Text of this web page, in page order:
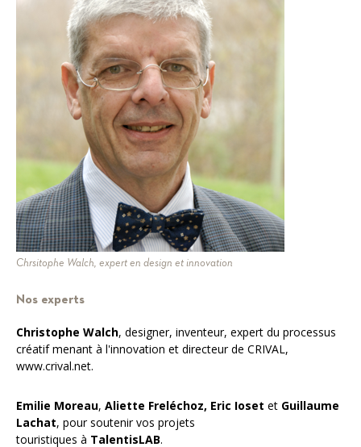
Chrsitophe Walch, expert en design et innovation
Nos experts
Christophe Walch, designer, inventeur, expert du processus
créatif menant à l'innovation et directeur de CRIVAL,
www.crival.net.
Emilie Moreau, Aliette Freléchoz, Eric Ioset et Guillaume
Lachat, pour soutenir vos projets
touristiques à TalentisLAB.